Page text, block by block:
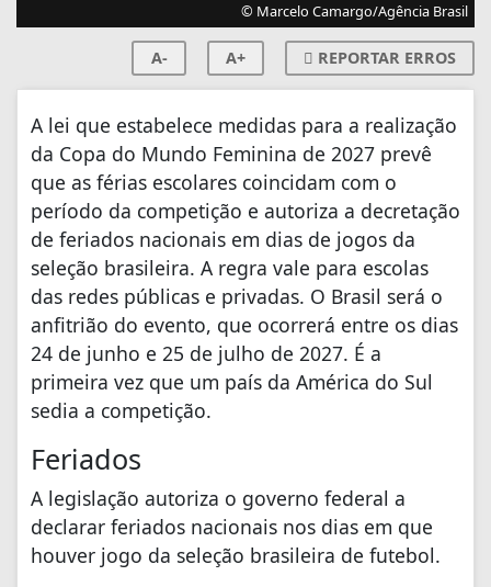
© Marcelo Camargo/Agência Brasil
A- A+ REPORTAR ERROS
A lei que estabelece medidas para a realização
da Copa do Mundo Feminina de 2027 prevê
que as férias escolares coincidam com o
período da competição e autoriza a decretação
de feriados nacionais em dias de jogos da
seleção brasileira. A regra vale para escolas
das redes públicas e privadas. O Brasil será o
anfitrião do evento, que ocorrerá entre os dias
24 de junho e 25 de julho de 2027. É a
primeira vez que um país da América do Sul
sedia a competição.
Feriados
A legislação autoriza o governo federal a
declarar feriados nacionais nos dias em que
houver jogo da seleção brasileira de futebol.